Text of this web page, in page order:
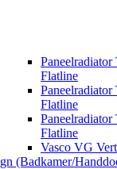
Paneelradiator
Flatline
Paneelradiator
Flatline
Paneelradiator
Flatline
Vasco VG
(Badkamer/